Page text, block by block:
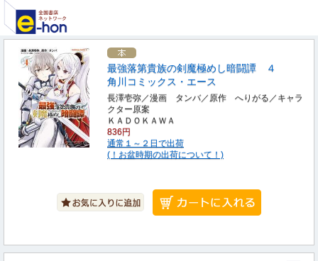
最強落第貴族の剣魔極めし暗闘譚 ４
角川コミックス・エース
長澤壱弥／漫画 タンバ／原作 へりがる／キャラ
クター原案
ＫＡＤＯＫＡＷＡ
836円
通常１～２日で出荷
(！お盆時期の出荷について！)